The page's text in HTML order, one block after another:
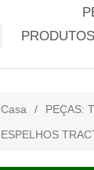
Casa / PEÇAS:
ESPELHOS